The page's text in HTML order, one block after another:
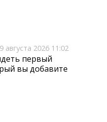
9 августа 2026 11:02
первый
вы добавите